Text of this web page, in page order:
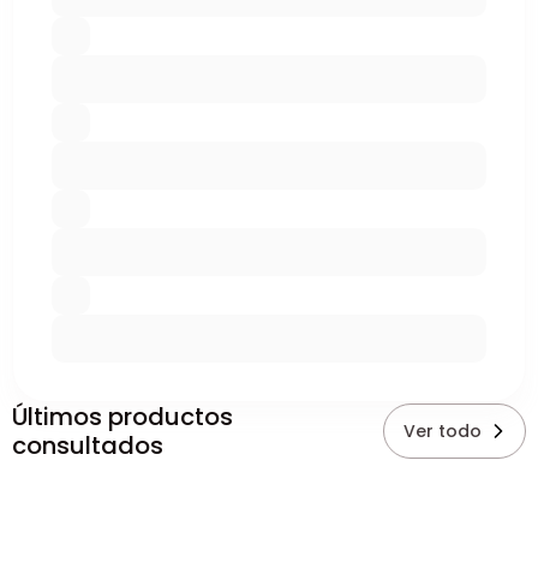
Últimos productos
consultados
Ver todo